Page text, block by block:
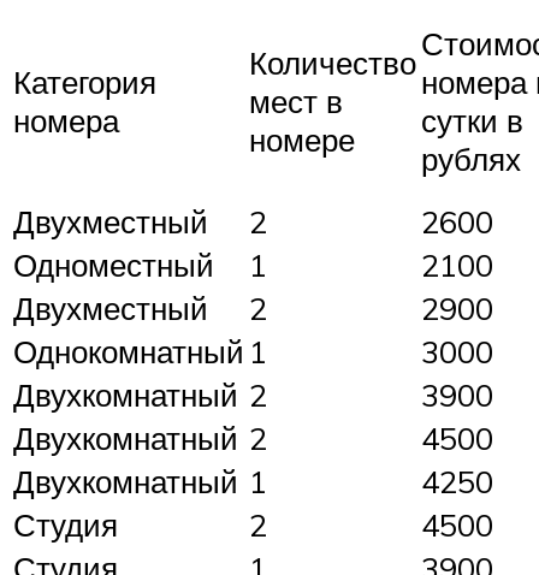
Категория
номера
Количество
мест в
номере
номера
сутки в
рублях
Двухместный
2
2600
Одноместный
1
2100
Двухместный
2
2900
Однокомнатный 1
3000
Двухкомнатный 2
3900
Двухкомнатный 2
4500
Двухкомнатный 1
4250
Студия
2
4500